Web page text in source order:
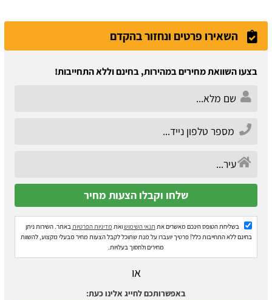
השאירו פרטים ונחזור בהקדם
בצעו השוואת מחירים במהירות, בחינם וללא התחייבות!
בשליחת הטופס הינכם מאשרים את תנאי השימושואת מדיניות הפרטיות באתר. השירות ניתן
בחינם ללא התחייבות כלל! פרטיך יועברו על מנת שתוכל לקבל הצעות מחיר מבעלי מקצוע, להשוות
מחירים ולחסוך בעלויות.
או
באפשרותכם לחייג אלינו כעת: